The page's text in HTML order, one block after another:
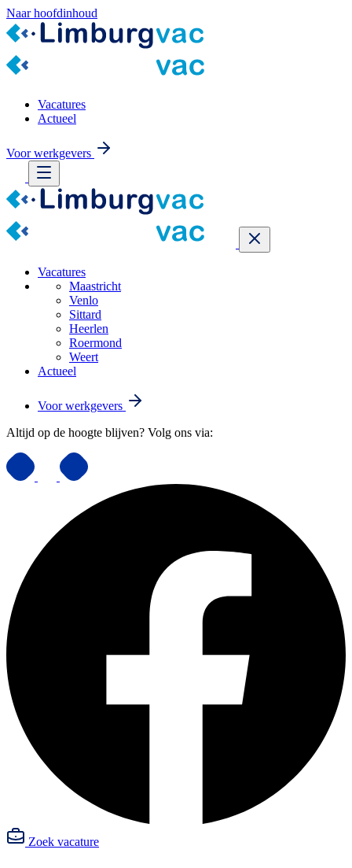
Naar hoofdinhoud
Vacatures
Actueel
Voor werkgevers
Vacatures
Maastricht
Venlo
Sittard
Heerlen
Roermond
Weert
Actueel
Voor werkgevers
Altijd op de hoogte blijven? Volg ons via:
Zoek vacature